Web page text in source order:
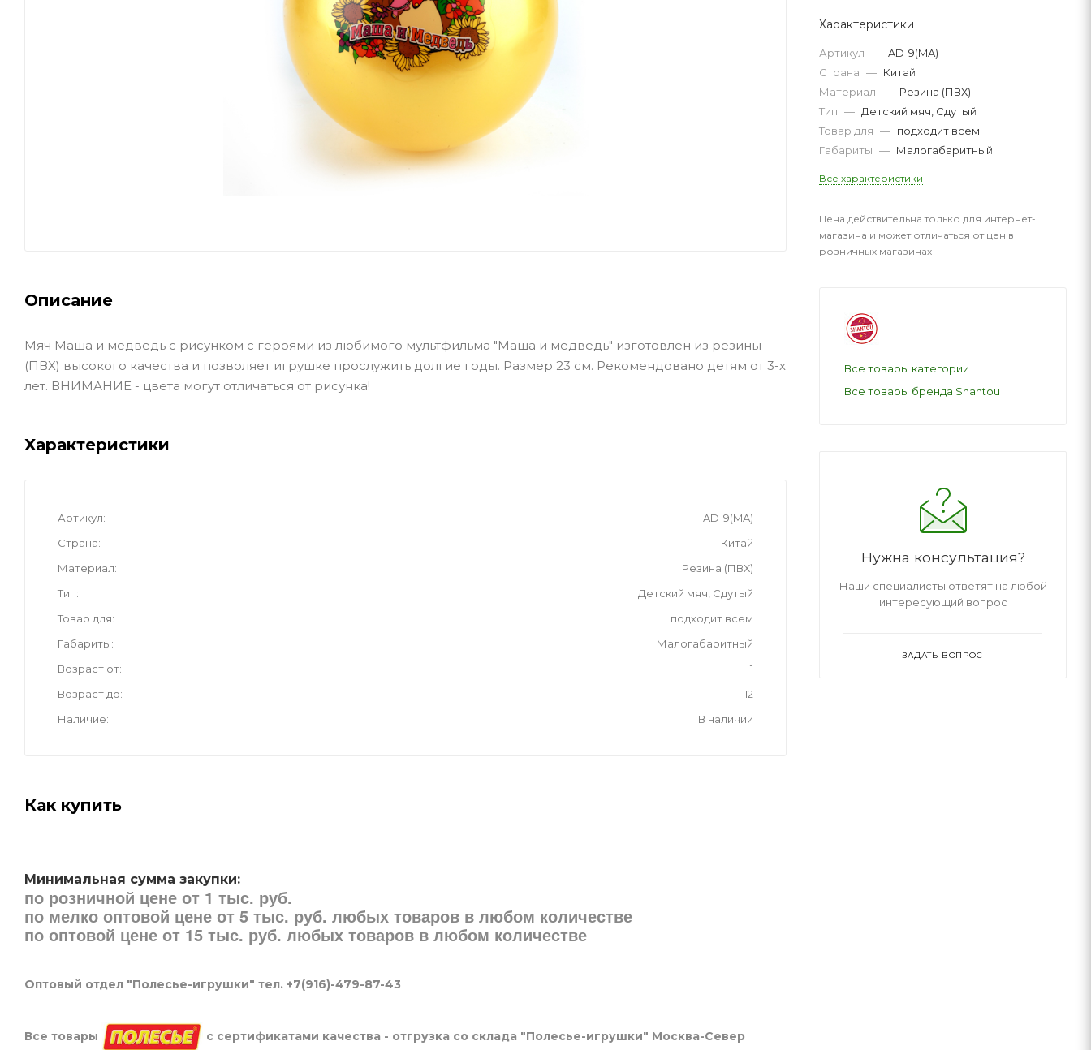
Описание
Мяч Маша и медведь с рисунком с героями из любимого мультфильма "Маша и медведь" изготовлен из резины
(ПВХ) высокого качества и позволяет игрушке прослужить долгие годы. Размер 23 см. Рекомендовано детям от 3-х
лет. ВНИМАНИЕ - цвета могут отличаться от рисунка!
Характеристики
Артикул
AD-9(MA)
Страна
Китай
Материал
Резина (ПВХ)
Тип
Детский мяч, Сдутый
Товар для
подходит всем
Габариты
Малогабаритный
Возраст от
1
Возраст до
12
Наличие
В наличии
Как купить
Минимальная сумма закупки:
по розничной цене от 1 тыс. руб.
по мелко оптовой цене от 5 тыс. руб. любых товаров в любом количестве
по оптовой цене от 15 тыс. руб. любых товаров в любом количестве
Оптовый отдел "Полесье-игрушки" тел. +7(916)-479-87-43
Все товары
с сертификатами качества - отгрузка со склада "Полесье-игрушки" Москва-Север
Характеристики
Артикул — AD-9(MA)
Страна — Китай
Материал — Резина (ПВХ)
Тип — Детский мяч, Сдутый
Товар для — подходит всем
Габариты — Малогабаритный
Все характеристики
Цена действительна только для интернет-
магазина и может отличаться от цен в
розничных магазинах
Все товары категории
Все товары бренда Shantou
Нужна консультация?
Наши специалисты ответят на любой
интересующий вопрос
ЗАДАТЬ ВОПРОС